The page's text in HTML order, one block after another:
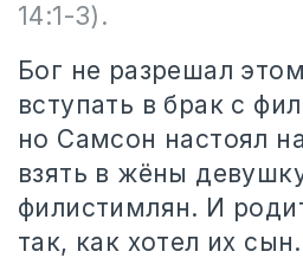
14:1-3).
Бог не разрешал
вступать в брак с
но Самсон настоял
взять в жёны
филистимлян. И
так, как хотел их